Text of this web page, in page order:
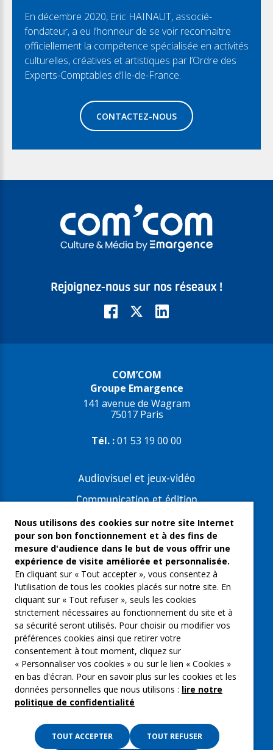
En décembre 2020, Eric HAINAUT, associé-
fondateur, a eu l’honneur de se voir reconnaitre
officiellement la compétence spécialisée en activités
culturelles, créatives et artistiques par l’Ordre des
Experts-Comptables d’Ile-de-France.
CONTACTEZ-NOUS
Rejoignez-nous sur nos réseaux !
COM’COM
Groupe Emargence
141 avenue de Wagram
75017 Paris
Tél. :01 53 19 00 00
Audiovisuel et jeux-vidéo
Communication et édition
Freelances et artistes-auteurs
Musique et spectacles
Qui sommes-nous ?
Groupe Emargence
C’moi le chef
Actualités
Contactez nous
Mentions légales
Gestion des cookies
Nous utilisons des cookies sur notre site Internet
pour son bon fonctionnement et à des fins de
mesure d'audience dans le but de vous offrir une
expérience de visite améliorée et personnalisée.
En cliquant sur « Tout accepter », vous consentez à
l'utilisation de tous les cookies placés sur notre site. En
cliquant sur « Tout refuser », seuls les cookies
strictement nécessaires au fonctionnement du site et à
sa sécurité seront utilisés. Pour choisir ou modifier vos
préférences cookies ainsi que retirer votre
consentement à tout moment, cliquez sur
« Personnaliser vos cookies » ou sur le lien « Cookies »
en bas d'écran. Pour en savoir plus sur les cookies et les
données personnelles que nous utilisons : lire notre
politique de confidentialité
TOUT ACCEPTER TOUT REFUSER